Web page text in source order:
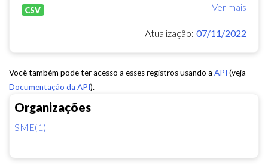
Organizações
SME(1)
Ver mais
CSV
Atualização: 07/11/2022
Você também pode ter acesso a esses registros usando a API (veja
Documentação da API).